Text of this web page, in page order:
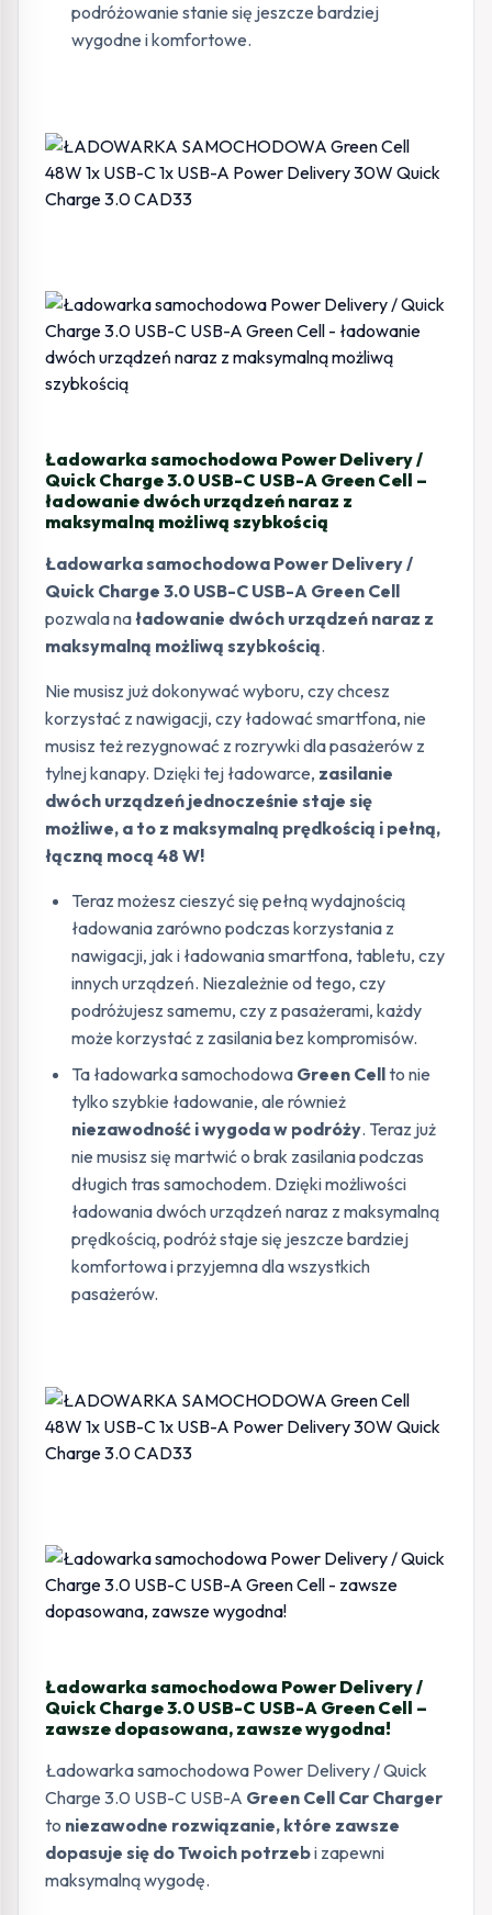
podróżowanie stanie się jeszcze bardziej
wygodne i komfortowe.
Ładowarka samochodowa Power Delivery /
Quick Charge 3.0 USB-C USB-A Green Cell –
ładowanie dwóch urządzeń naraz z
maksymalną możliwą szybkością
Ładowarka samochodowa Power Delivery /
Quick Charge 3.0 USB-C USB-A Green Cell
pozwala naładowanie dwóch urządzeń naraz z
maksymalną możliwą szybkością.
Nie musisz już dokonywać wyboru, czy chcesz
korzystać z nawigacji, czy ładować smartfona, nie
musisz też rezygnować z rozrywki dla pasażerów z
tylnej kanapy. Dzięki tej ładowarce, zasilanie
dwóch urządzeń jednocześnie staje się
możliwe, a to z maksymalną prędkością i pełną,
łączną mocą 48 W!
Teraz możesz cieszyć się pełną wydajnością
ładowania zarówno podczas korzystania z
nawigacji, jak i ładowania smartfona, tabletu, czy
innych urządzeń. Niezależnie od tego, czy
podróżujesz samemu, czy z pasażerami, każdy
może korzystać z zasilania bez kompromisów.
Ta ładowarka samochodowa Green Cellto nie
tylko szybkie ładowanie, ale również
niezawodność i wygoda w podróży. Teraz już
nie musisz się martwić o brak zasilania podczas
długich tras samochodem. Dzięki możliwości
ładowania dwóch urządzeń naraz z maksymalną
prędkością, podróż staje się jeszcze bardziej
komfortowa i przyjemna dla wszystkich
pasażerów.
Ładowarka samochodowa Power Delivery /
Quick Charge 3.0 USB-C USB-A Green Cell –
zawsze dopasowana, zawsze wygodna!
Ładowarka samochodowa Power Delivery / Quick
Charge 3.0 USB-C USB-A Green Cell Car Charger
to niezawodne rozwiązanie, które zawsze
dopasuje się do Twoich potrzebi zapewni
maksymalną wygodę.